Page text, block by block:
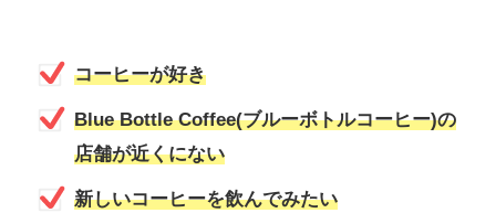
コーヒーが好き
Blue Bottle Coffee(ブルーボトルコーヒー)の
店舗が近くにない
新しいコーヒーを飲んでみたい